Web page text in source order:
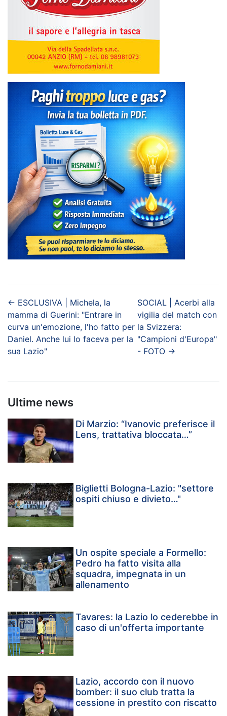
← ESCLUSIVA | Michela, la
mamma di Guerini: "Entrare in
curva un'emozione, l'ho fatto per
Daniel. Anche lui lo faceva per la
sua Lazio"
SOCIAL | Acerbi alla
vigilia del match con
la Svizzera:
"Campioni d'Europa"
- FOTO→
Ultime news
Di Marzio: “Ivanovic preferisce il
Lens, trattativa bloccata…”
Biglietti Bologna-Lazio: "settore
ospiti chiuso e divieto…"
Un ospite speciale a Formello:
Pedro ha fatto visita alla
squadra, impegnata in un
allenamento
Tavares: la Lazio lo cederebbe in
caso di un'offerta importante
Lazio, accordo con il nuovo
bomber: il suo club tratta la
cessione in prestito con riscatto